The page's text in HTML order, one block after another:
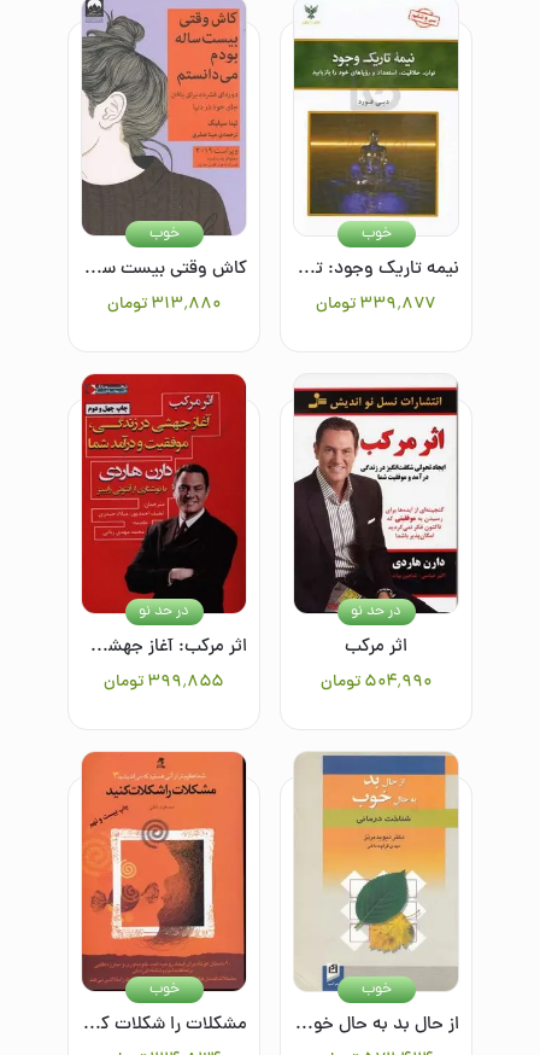
نیمه تاریک وجود: توان، خلاقیت، استعداد و رویاهای خود را بازیابید
۳۳۹٬۸۷۷تومان
خوب
کاش وقتی بیست ساله بودم می‌دانستم: دوره‌ای فشرده برای پیدا کردن جای خود در دنیا
۳۱۳٬۸۸۰تومان
خوب
اثر مرکب
۵۰۴٬۹۹۰تومان
در حد نو
اثر مرکب: آغاز جهشی در زندگی، موفقیت و درآمد شما
۳۹۹٬۸۵۵تومان
در حد نو
از حال بد به حال خوب: شناخت‌درمانی
خوب
مشکلات را شکلات کنید:شما عظیم تر از آنی هستید که می اندیشید 3
خوب